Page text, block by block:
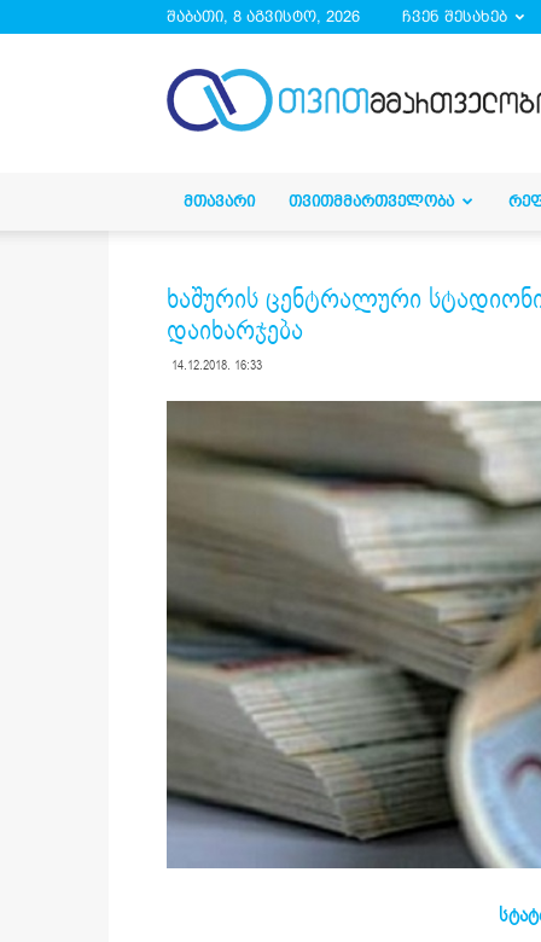
შაბათი, 8 აგვისტო, 2026 ჩვენ შესახებ
ᲛᲗᲐᲕᲐᲠᲘ ᲗᲕᲘᲗᲛᲛᲐᲠᲗᲕᲔᲚᲝᲑᲐ
ხაშურის ცენტრალური
დაიხარჯება
14.12.2018. 16:33